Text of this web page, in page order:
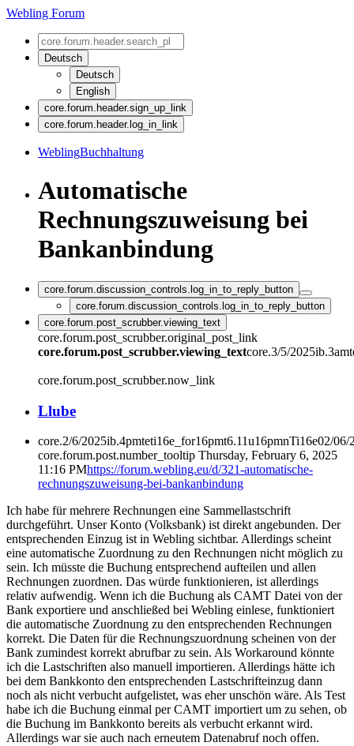
Webling Forum
Deutsch
Deutsch
English
core.forum.header.sign_up_link
core.forum.header.log_in_link
WeblingBuchhaltung
Automatische
Rechnungszuweisung bei
Bankanbindung
core.forum.discussion_controls.log_in_to_reply_button
core.forum.discussion_controls.log_in_to_reply_button
core.forum.post_scrubber.viewing_text
core.forum.post_scrubber.original_post_link
core.forum.post_scrubber.viewing_textcore.3/5/
core.forum.post_scrubber.now_link
Llube
core.2/6/2025ib.4pmteti16e_for16pmt6.11u16pmnTi16e02/06/
core.forum.post.number_tooltip Thursday, February 6, 2025
11:16 PMhttps://forum.webling.eu/d/321-automatische-
rechnungszuweisung-bei-bankanbindung
Ich habe für mehrere Rechnungen eine Sammellastschrift
durchgeführt. Unser Konto (Volksbank) ist direkt angebunden. Der
entsprechenden Einzug ist in Webling sichtbar. Allerdings scheint
eine automatische Zuordnung zu den Rechnungen nicht möglich zu
sein. Ich müsste die Buchung entsprechend aufteilen und allen
Rechnungen zuordnen. Das würde funktionieren, ist allerdings
relativ aufwendig. Wenn ich die Buchung als CAMT Datei von der
Bank exportiere und anschließed bei Webling einlese, funktioniert
die automatische Zuordnung zu den entsprechenden Rechnungen
korrekt. Die Daten für die Rechnungszuordnung scheinen von der
Bank zumindest korrekt abrufbar zu sein. Als Workaround könnte
ich die Lastschriften also manuell importieren. Allerdings hätte ich
bei dem Bankkonto den entsprechenden Lastschrifteinzug dann
noch als nicht verbucht aufgelistet, was eher unschön wäre. Als Test
habe ich die Buchung einmal per CAMT importiert um zu sehen, ob
die Buchung im Bankkonto bereits als verbucht erkannt wird.
Allerdings war sie auch nach erneutem Datenabruf noch offen.